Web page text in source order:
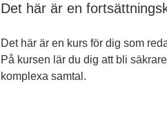
Det här är en
Det här är en kurs för dig som
På kursen lär du dig att bli
komplexa samtal.